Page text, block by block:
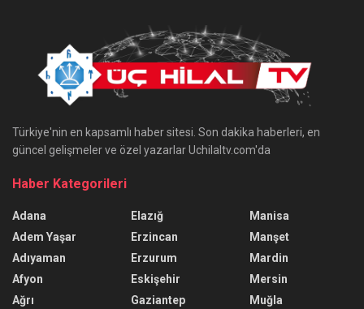
Türkiye'nin en kapsamlı haber sitesi. Son dakika haberleri, en
güncel gelişmeler ve özel yazarlar Uchilaltv.com'da
Haber Kategorileri
Adana
Adem Yaşar
Adıyaman
Afyon
Ağrı
Elazığ
Erzincan
Erzurum
Eskişehir
Gaziantep
Manisa
Manşet
Mardin
Mersin
Muğla